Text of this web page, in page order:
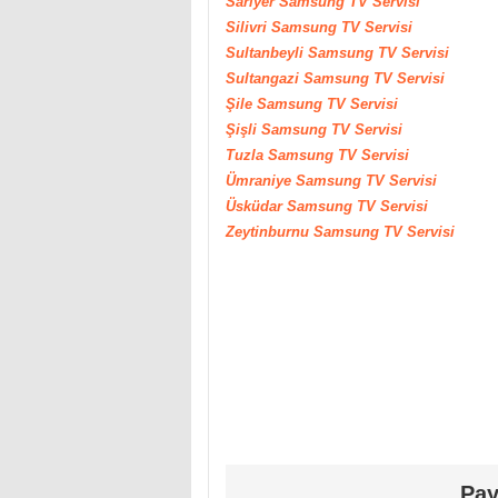
Silivri Samsung TV Servisi
Sultanbeyli Samsung TV Servisi
Sultangazi Samsung TV Servisi
Şile Samsung TV Servisi
Şişli Samsung TV Servisi
Tuzla Samsung TV Servisi
Ümraniye Samsung TV Servisi
Üsküdar Samsung TV Servisi
Zeytinburnu Samsung TV Servisi